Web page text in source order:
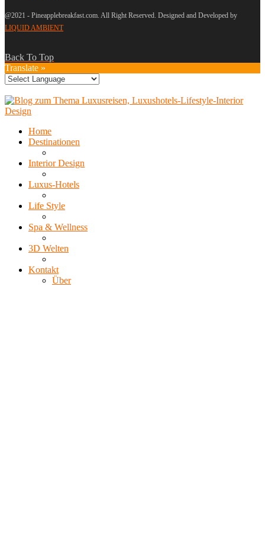
@2021 - Pineapplebreakfast.com. All Right Reserved. Designed and Developed by
LIQUID AMBIENT
Back To Top
Translate »
Home
Destinationen
Interior Design
Luxus-Hotels
Life Style
Spa & Wellness
3D Welten
Kontakt
Über